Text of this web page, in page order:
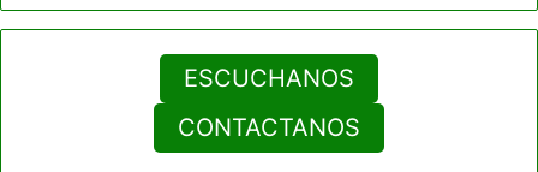
ESCUCHANOS
CONTACTANOS